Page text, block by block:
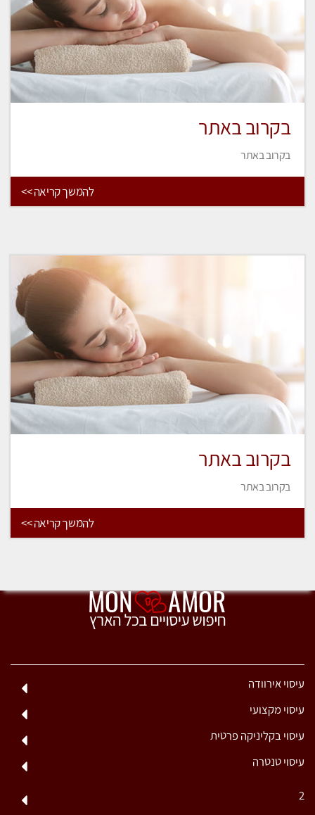
בקרוב באתר
בקרוב באתר
להמשך קריאה >>
בקרוב באתר
בקרוב באתר
להמשך קריאה >>
עיסוי אירוודה
עיסוי מקצועי
עיסוי בקליניקה פרטית
עיסוי טנטרה
2